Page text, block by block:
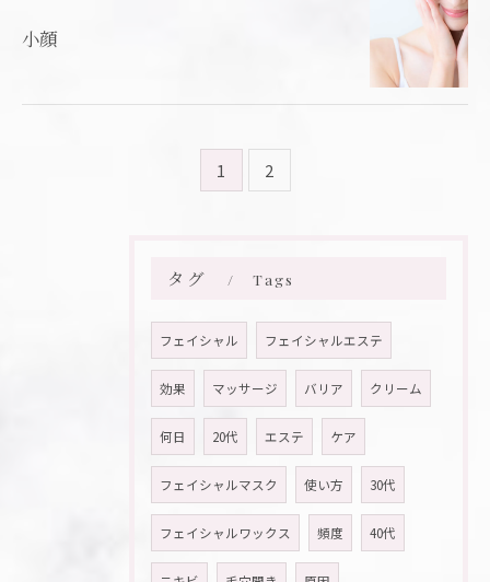
小顔
1 2
タグ Tags
フェイシャル フェイシャルエステ
効果 マッサージ バリア クリーム
何日 20代 エステ ケア
フェイシャルマスク 使い方 30代
フェイシャルワックス 頻度 40代